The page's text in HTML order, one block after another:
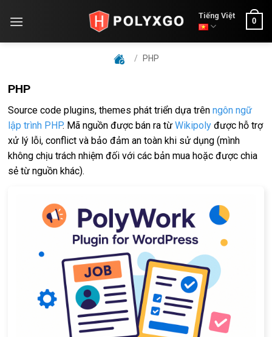
Tiếng Việt
0
/ PHP
PHP
Source code plugins, themes phát triển dựa trên ngôn ngữ
lập trình PHP. Mã nguồn được bán ra từ Wikipoly được hỗ trợ
xử lý lỗi, conflict và bảo đảm an toàn khi sử dụng (mình
không chịu trách nhiệm đối với các bản mua hoặc được chia
sẻ từ nguồn khác).